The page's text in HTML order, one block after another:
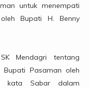
untuk menempati
Bupati H. Benny
Mendagri tentang
Pasaman oleh
kata Sabar dalam